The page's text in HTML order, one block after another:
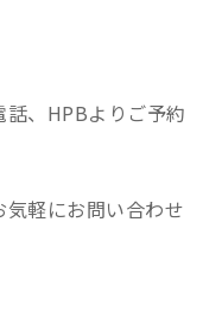
、HPBよりご予約
軽にお問い合わせ